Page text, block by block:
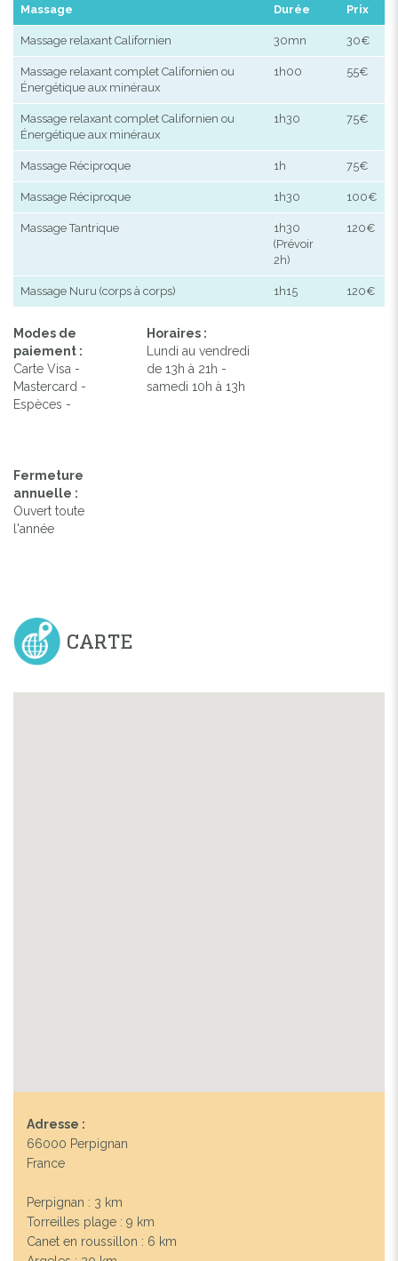
Massage Durée Prix
Massage relaxant Californien 30mn 30€
Massage relaxant complet Californien ou
Énergétique aux minéraux
1h00 55€
Massage relaxant complet Californien ou
Énergétique aux minéraux
1h30 75€
Massage Réciproque 1h 75€
Massage Réciproque 1h30 100€
Massage Tantrique
1h30
(Prévoir
2h)
120€
Massage Nuru (corps à corps) 1h15 120€
Modes de
paiement :
Carte Visa -
Mastercard -
Espèces -
Horaires :
Lundi au vendredi
de 13h à 21h -
samedi 10h à 13h
Fermeture
annuelle :
Ouvert toute
l'année
CARTE
Adresse :
66000 Perpignan
France
Perpignan : 3 km
Torreilles plage : 9 km
Canet en roussillon : 6 km